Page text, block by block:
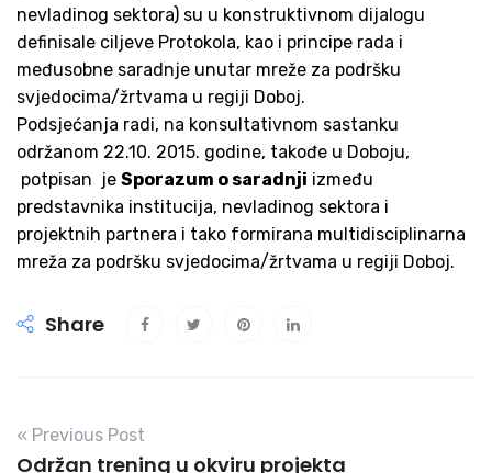
nevladinog sektora) su u konstruktivnom dijalogu
definisale ciljeve Protokola, kao i principe rada i
međusobne saradnje unutar mreže za podršku
svjedocima/žrtvama u regiji Doboj.
Podsjećanja radi, na konsultativnom sastanku
održanom 22.10. 2015. godine, takođe u Doboju,
potpisan je Sporazum o saradnji između
predstavnika institucija, nevladinog sektora i
projektnih partnera i tako formirana multidisciplinarna
mreža za podršku svjedocima/žrtvama u regiji Doboj.
Share
« Previous Post
Održan trening u okviru projekta